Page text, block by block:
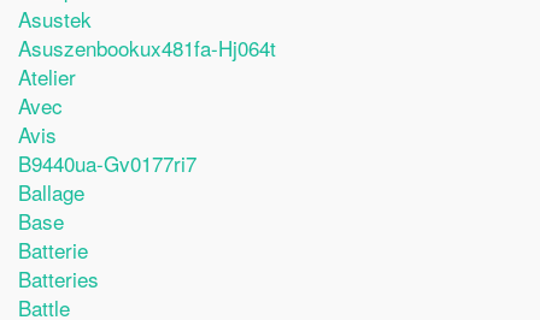
Asustek
Asuszenbookux481fa-Hj064t
Atelier
Avec
Avis
B9440ua-Gv0177ri7
Ballage
Base
Batterie
Batteries
Battle